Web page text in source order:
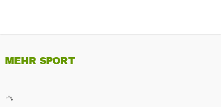
MEHR SPORT